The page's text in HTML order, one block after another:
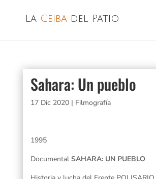
La Ceibadel Patio
Sahara: Un pueblo
17 Dic 2020| Filmografía
1995
DocumentalSAHARA: UN PUEBLO